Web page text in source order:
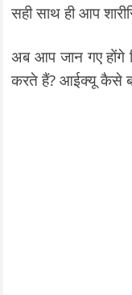
सही साथ ही आप
अब आप जान गए
करते हैं? आईक्यू कैसे